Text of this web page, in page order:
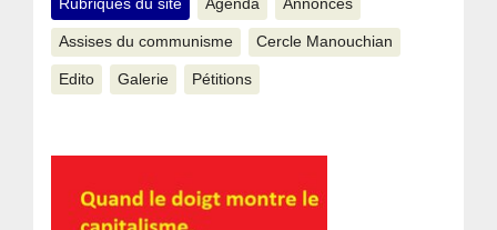
Rubriques du site Agenda Annonces
Assises du communisme Cercle Manouchian
Edito Galerie Pétitions